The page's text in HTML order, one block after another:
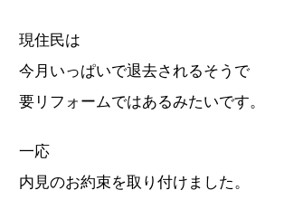
現住民は
今月いっぱいで退去されるそうで
要リフォームではあるみたいです。
一応
内見のお約束を取り付けました。